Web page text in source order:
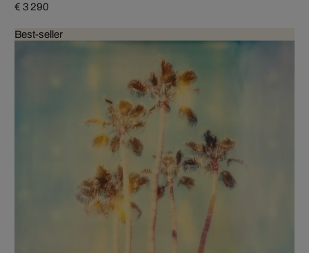
€ 3 290
Best-seller